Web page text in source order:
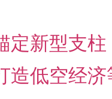
定新型支
造低空经济